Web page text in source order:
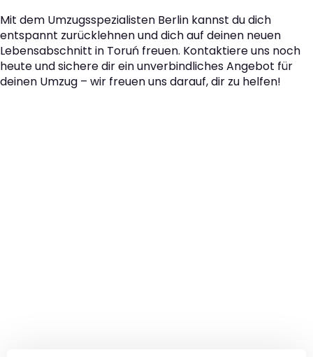
Mit dem Umzugsspezialisten Berlin kannst du dich
entspannt zurücklehnen und dich auf deinen neuen
Lebensabschnitt in Toruń freuen. Kontaktiere uns noch
heute und sichere dir ein unverbindliches Angebot für
deinen Umzug – wir freuen uns darauf, dir zu helfen!